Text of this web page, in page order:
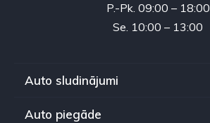
P.-Pk. 09:00 – 18:00
Se. 10:00 – 13:00
Auto sludinājumi
Auto piegāde